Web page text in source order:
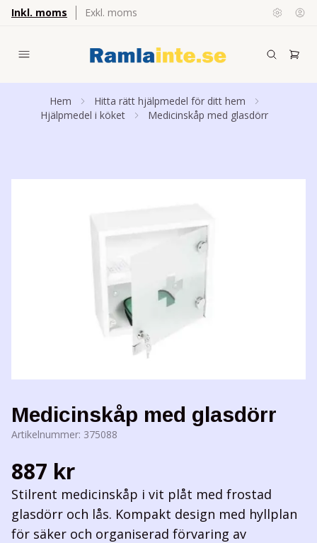
Inkl. moms Exkl. moms
Hem
Hitta rätt hjälpmedel för ditt hem
Hjälpmedel i köket
Medicinskåp med glasdörr
Medicinskåp med glasdörr
Artikelnummer: 375088
887 kr
Stilrent medicinskåp i vit plåt med frostad
glasdörr och lås. Kompakt design med hyllplan
för säker och organiserad förvaring av